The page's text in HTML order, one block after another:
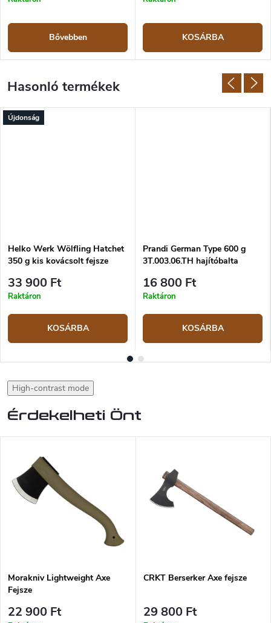
Bővebben KOSÁRBA
Újdonság
Helko Werk Wölfling Hatchet
350 g kis kovácsolt fejsze
33 900 Ft
Raktáron
KOSÁRBA
Prandi German Type 600 g
3T.003.06.TH hajítóbalta
16 800 Ft
Raktáron
KOSÁRBA
High-contrast mode
Érdekelheti Önt
Morakniv Lightweight Axe
Fejsze
22 900 Ft
CRKT Berserker Axe fejsze
29 800 Ft